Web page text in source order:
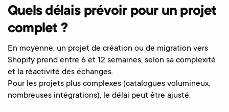
Quels délais prévoir pour un projet
complet ?
En moyenne, un projet de création ou de migration vers
Shopify prend entre 6 et 12 semaines, selon sa complexité
et la réactivité des échanges.
Pour les projets plus complexes (catalogues volumineux,
nombreuses intégrations), le délai peut être ajusté.